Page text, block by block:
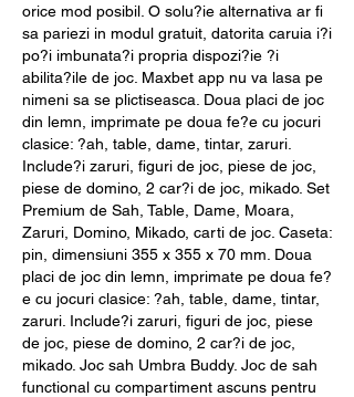
orice mod posibil. O solu?ie alternativa ar fi
sa pariezi in modul gratuit, datorita caruia i?i
po?i imbunata?i propria dispozi?ie ?i
abilita?ile de joc. Maxbet app nu va lasa pe
nimeni sa se plictiseasca. Doua placi de joc
din lemn, imprimate pe doua fe?e cu jocuri
clasice: ?ah, table, dame, tintar, zaruri.
Include?i zaruri, figuri de joc, piese de joc,
piese de domino, 2 car?i de joc, mikado. Set
Premium de Sah, Table, Dame, Moara,
Zaruri, Domino, Mikado, carti de joc. Caseta:
pin, dimensiuni 355 x 355 x 70 mm. Doua
placi de joc din lemn, imprimate pe doua fe?
e cu jocuri clasice: ?ah, table, dame, tintar,
zaruri. Include?i zaruri, figuri de joc, piese
de joc, piese de domino, 2 car?i de joc,
mikado. Joc sah Umbra Buddy. Joc de sah
functional cu compartiment ascuns pentru